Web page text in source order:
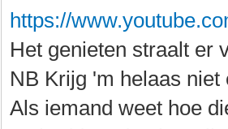
https://
Het genieten straalt er
NB Krijg 'm helaas niet
Als iemand weet hoe